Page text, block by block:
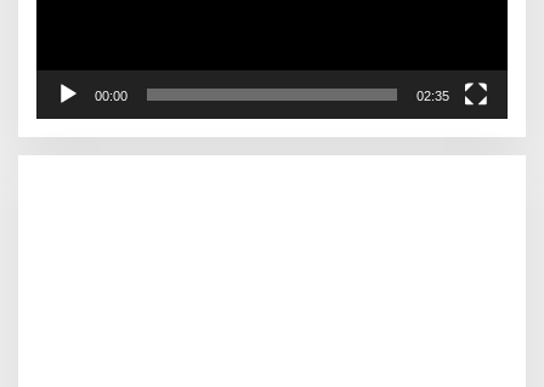
00:00 02:35